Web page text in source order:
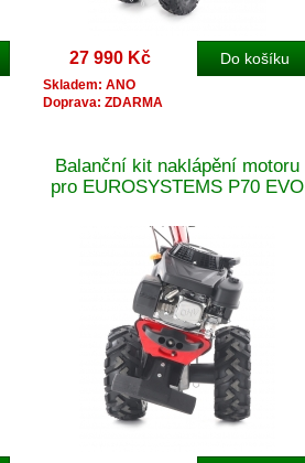
27 990 Kč
Skladem: ANO
Doprava: ZDARMA
Balanční kit naklápění motoru
pro EUROSYSTEMS P70 EVO